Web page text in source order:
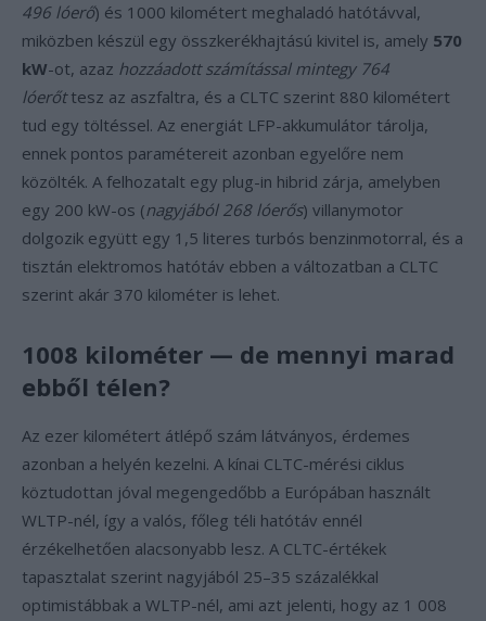
496 lóerő) és 1000 kilométert meghaladó hatótávval,
miközben készül egy összkerékhajtású kivitel is, amely 570
kW-ot, azaz hozzáadott számítással mintegy 764
lóerőttesz az aszfaltra, és a CLTC szerint 880 kilométert
tud egy töltéssel. Az energiát LFP-akkumulátor tárolja,
ennek pontos paramétereit azonban egyelőre nem
közölték. A felhozatalt egy plug-in hibrid zárja, amelyben
egy 200 kW-os (nagyjából 268 lóerős) villanymotor
dolgozik együtt egy 1,5 literes turbós benzinmotorral, és a
tisztán elektromos hatótáv ebben a változatban a CLTC
szerint akár 370 kilométer is lehet.
1008 kilométer — de mennyi marad
ebből télen?
Az ezer kilométert átlépő szám látványos, érdemes
azonban a helyén kezelni. A kínai CLTC-mérési ciklus
köztudottan jóval megengedőbb a Európában használt
WLTP-nél, így a valós, főleg téli hatótáv ennél
érzékelhetően alacsonyabb lesz. A CLTC-értékek
tapasztalat szerint nagyjából 25–35 százalékkal
optimistábbak a WLTP-nél, ami azt jelenti, hogy az 1 008